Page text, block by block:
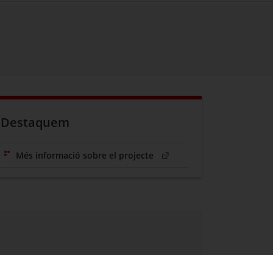
Destaquem
Més informació sobre el projecte (Obre en una nova finestra)